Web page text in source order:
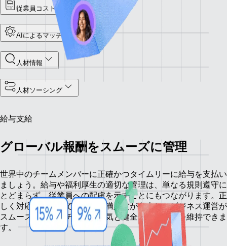
従業員コスト計算ツール
AIによるマッチング
人材情報
人材ソーシング
給与支給
グローバル報酬をスムーズに管理
世界中のチームメンバーに正確かつタイムリーに給与を支払い
ましょう。給与や福利厚生の適切な管理は、単なる規則遵守に
とどまらず、従業員への配慮を示すことにもつながります。正
しく対応することで、従業員満足度が向上し、ビジネス運営が
スムーズになり、チームの士気と健全な業務運用を維持できま
す。